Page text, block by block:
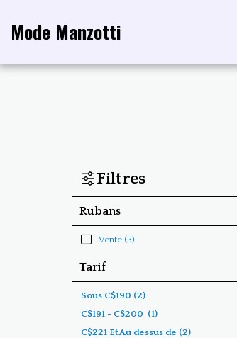
Mode Manzotti
Filtres
Tarif
Sous C$190 (2)
C$191 - C$200 (1)
C$221 Et Au dessus de (2)
Rubans
Vente(3)